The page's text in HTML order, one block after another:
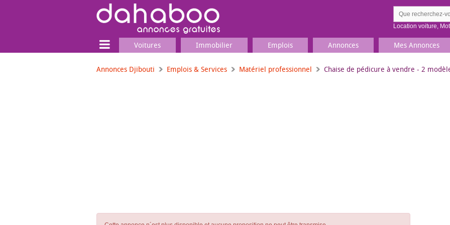
Location voiture,
Voitures Immobilier Emplois Annonces Mes Annonces
Annonces Djibouti Emplois & Services Matériel professionnel Chaise de pédicure à vendre - 2